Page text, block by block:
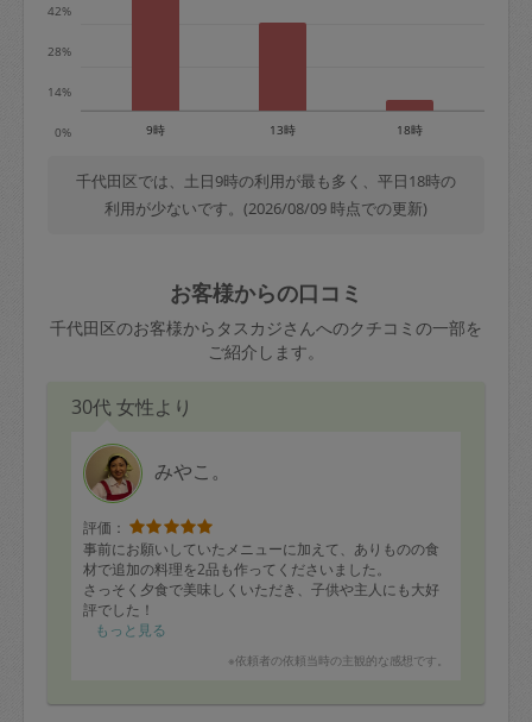
0%
14%
28%
42%
9時 13時 18時
千代田区では、土日9時の利用が最も多く、平日18時の
利用が少ないです。(2026/08/09 時点での更新)
お客様からの口コミ
千代田区のお客様からタスカジさんへのクチコミの一部を
ご紹介します。
30代 女性より
みやこ。
評価：
事前にお願いしていたメニューに加えて、ありものの食
材で追加の料理を2品も作ってくださいました。
さっそく夕食で美味しくいただき、子供や主人にも大好
評でした！
事前～当日のやり取りも明快で、安心してキッチンをお
もっと見る
※依頼者の依頼当時の主観的な感想です。